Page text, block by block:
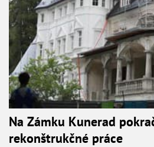
Na Zámku Kunerad
rekonštrukčné práce